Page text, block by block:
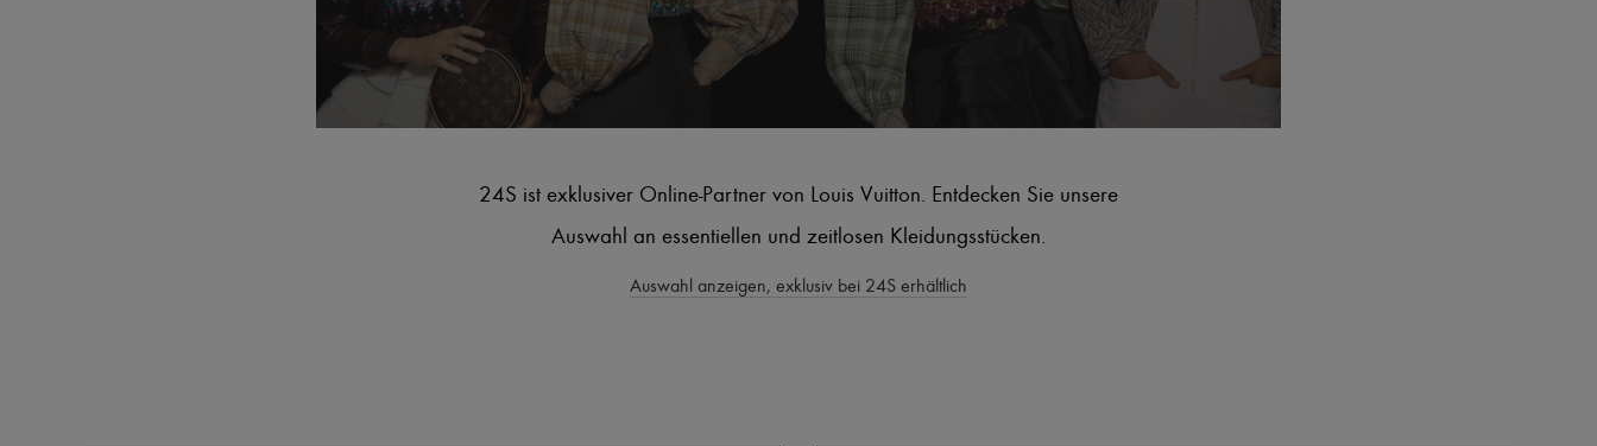
24S ist exklusiver Online-Partner von Louis Vuitton. Entdecken Sie unsere
Auswahl an essentiellen und zeitlosen Kleidungsstücken.
Auswahl anzeigen, exklusiv bei 24S erhältlich